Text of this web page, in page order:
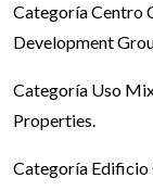
Categoría Centro
Development
Categoría Uso
Properties.
Categoría Edificio